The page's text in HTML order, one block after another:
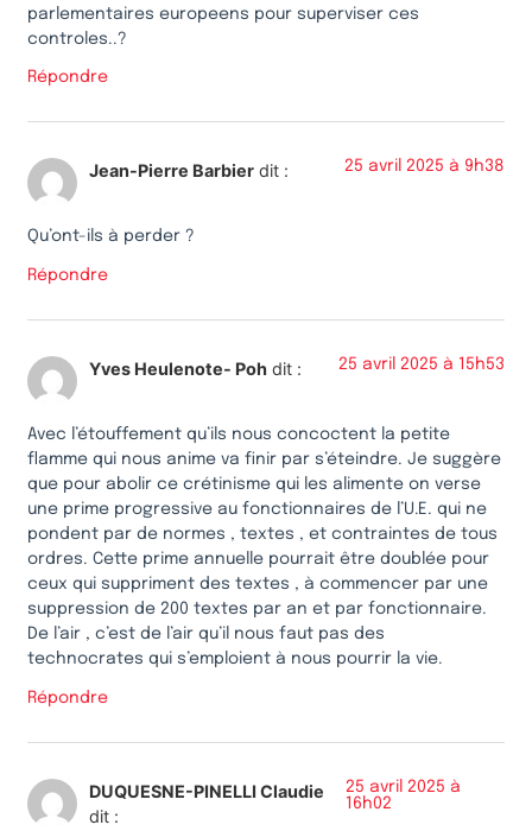
parlementaires europeens pour superviser ces
controles..?
Répondre
Jean-Pierre Barbier dit : 25 avril 2025 à 9h38
Qu’ont-ils à perder ?
Répondre
Yves Heulenote- Poh dit : 25 avril 2025 à 15h53
Avec l’étouffement qu’ils nous concoctent la petite
flamme qui nous anime va finir par s’éteindre. Je suggère
que pour abolir ce crétinisme qui les alimente on verse
une prime progressive au fonctionnaires de l’U.E. qui ne
pondent par de normes , textes , et contraintes de tous
ordres. Cette prime annuelle pourrait être doublée pour
ceux qui suppriment des textes , à commencer par une
suppression de 200 textes par an et par fonctionnaire.
De l’air , c’est de l’air qu’il nous faut pas des
technocrates qui s’emploient à nous pourrir la vie.
Répondre
DUQUESNE-PINELLI Claudie
dit :
25 avril 2025 à
16h02